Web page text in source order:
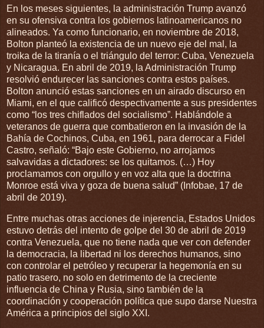
En los meses siguientes, la administración Trump avanzó
en su ofensiva contra los gobiernos latinoamericanos no
alineados. Ya como funcionario, en noviembre de 2018,
Bolton planteó la existencia de un nuevo eje del mal, la
troika de la tiranía o el triángulo del terror: Cuba, Venezuela
y Nicaragua. En abril de 2019, la Administración Trump
resolvió endurecer las sanciones contra estos países.
Bolton anunció estas sanciones en un airado discurso en
Miami, en el que calificó despectivamente a sus presidentes
como “los tres chiflados del socialismo”. Hablándole a
veteranos de guerra que combatieron en la invasión de la
Bahía de Cochinos, Cuba, en 1961, para derrocar a Fidel
Castro, señaló: “Bajo este Gobierno, no arrojamos
salvavidas a dictadores: se los quitamos. (…) Hoy
proclamamos con orgullo y en voz alta que la doctrina
Monroe está viva y goza de buena salud” (Infobae, 17 de
abril de 2019).
Entre muchas otras acciones de injerencia, Estados Unidos
estuvo detrás del intento de golpe del 30 de abril de 2019
contra Venezuela, que no tiene nada que ver con defender
la democracia, la libertad ni los derechos humanos, sino
con controlar el petróleo y recuperar la hegemonía en su
patio trasero, no solo en detrimento de la creciente
influencia de China y Rusia, sino también de la
coordinación y cooperación política que supo darse Nuestra
América a principios del siglo XXI.